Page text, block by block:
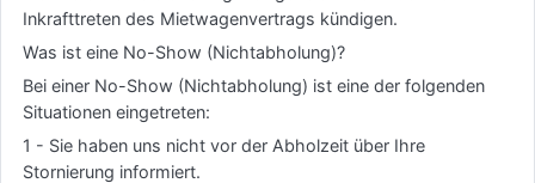
Inkrafttreten des Mietwagenvertrags kündigen.
Was ist eine No-Show (Nichtabholung)?
Bei einer No-Show (Nichtabholung) ist eine der folgenden
Situationen eingetreten:
1 - Sie haben uns nicht vor der Abholzeit über Ihre
Stornierung informiert.